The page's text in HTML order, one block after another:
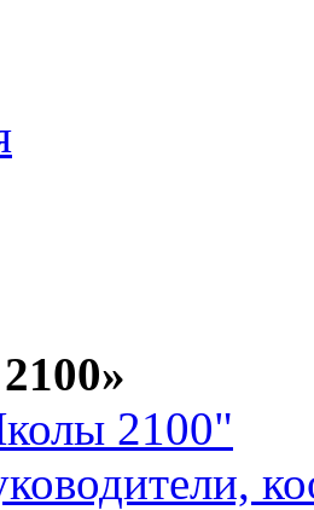
2100"